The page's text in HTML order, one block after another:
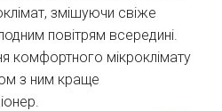
змішуючи свіже
повітрям всередині.
комфортного мікроклімату
з ним краще